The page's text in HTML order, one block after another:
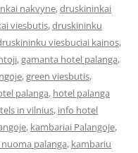
nakvyne,druskininkai
viesbutis,druskininku
viesbuciai kainos,
,gamanta hotel palanga,
,green viesbutis,
palanga, hotel palanga
in vilnius, info hotel
, kambariai Palangoje,
palanga, kambariu